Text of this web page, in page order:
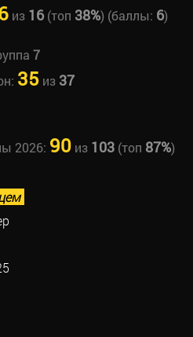
из 16(топ 38%) (баллы: 6)
7
35из 37
2026: 90из 103(топ 87%)